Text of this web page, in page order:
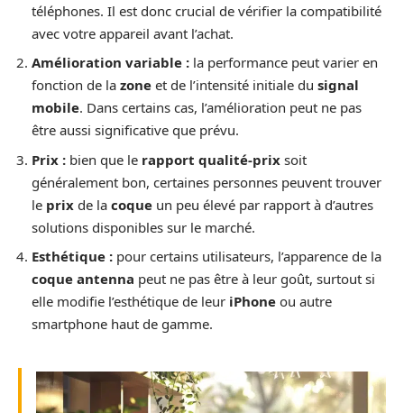
téléphones. Il est donc crucial de vérifier la compatibilité
avec votre appareil avant l’achat.
Amélioration variable : la performance peut varier en
fonction de la zone et de l’intensité initiale du signal
mobile. Dans certains cas, l’amélioration peut ne pas
être aussi significative que prévu.
Prix : bien que le rapport qualité-prix soit
généralement bon, certaines personnes peuvent trouver
le prix de la coque un peu élevé par rapport à d’autres
solutions disponibles sur le marché.
Esthétique : pour certains utilisateurs, l’apparence de la
coque antenna peut ne pas être à leur goût, surtout si
elle modifie l’esthétique de leur iPhone ou autre
smartphone haut de gamme.